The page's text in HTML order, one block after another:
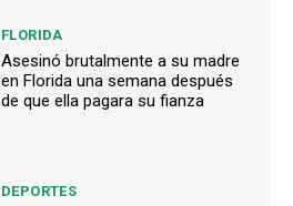
FLORIDA
Asesinó brutalmente a su madre
en Florida una semana después
de que ella pagara su fianza
DEPORTES